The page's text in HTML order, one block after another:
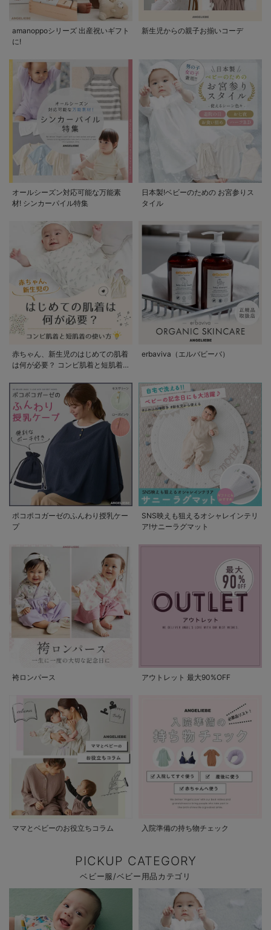
amanoppoシリーズ 出産祝いギフト
に!
新生児からの親子お揃いコーデ
オールシーズン対応可能な万能素
材! シンカーパイル特集
日本製!ベビーのための お宮参りス
タイル
赤ちゃん、新生児のはじめての肌着
は何が必要？ コンビ肌着と短肌着
erbaviva（エルバビーバ）
ポコポコガーゼのふんわり授乳ケー
プ
SNS映えも狙えるオシャレインテリ
ア!サニーラグマット
袴ロンパース アウトレット 最大90%OFF
ママとベビーのお役立ちコラム 入院準備の持ち物チェック
PICKUP CATEGORY
ベビー服/ベビー用品カテゴリ